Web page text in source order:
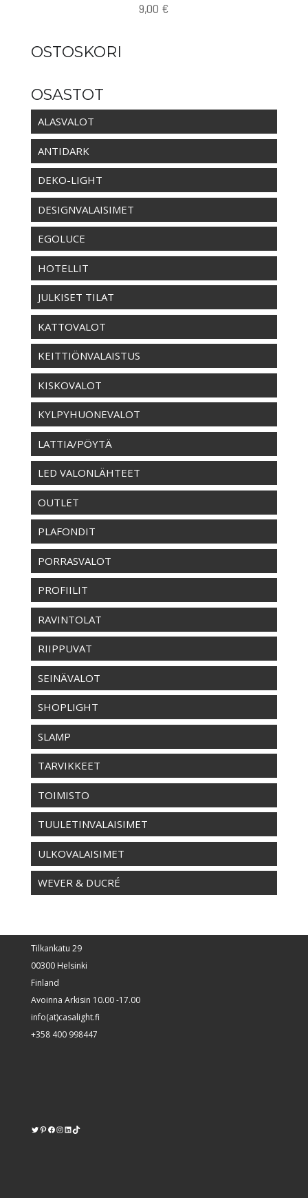
9,00 €
OSTOSKORI
OSASTOT
ALASVALOT
ANTIDARK
DEKO-LIGHT
DESIGNVALAISIMET
EGOLUCE
HOTELLIT
JULKISET TILAT
KATTOVALOT
KEITTIÖNVALAISTUS
KISKOVALOT
KYLPYHUONEVALOT
LATTIA/PÖYTÄ
LED VALONLÄHTEET
OUTLET
PLAFONDIT
PORRASVALOT
PROFIILIT
RAVINTOLAT
RIIPPUVAT
SEINÄVALOT
SHOPLIGHT
SLAMP
TARVIKKEET
TOIMISTO
TUULETINVALAISIMET
ULKOVALAISIMET
WEVER & DUCRÉ
Tilkankatu 29
00300 Helsinki
Finland
Avoinna Arkisin 10.00 -17.00
info(at)casalight.fi
+358 400 998447
Twitter
Pinterest
https://www.facebook.com/kodinvalaisin/
Instagram
LinkedIn
TikTok